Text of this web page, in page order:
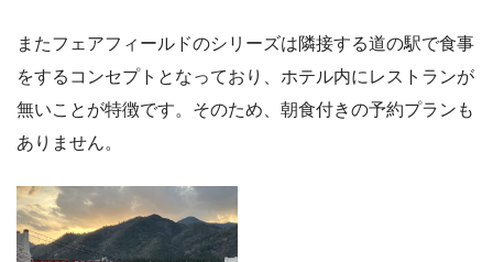
またフェアフィールドのシリーズは隣接する道の駅で食事
をするコンセプトとなっており、ホテル内にレストランが
無いことが特徴です。そのため、朝食付きの予約プランも
ありません。